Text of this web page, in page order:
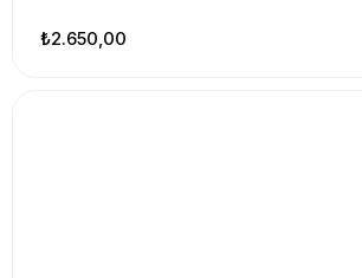
₺2.650,00